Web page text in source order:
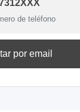
de teléfono
por email